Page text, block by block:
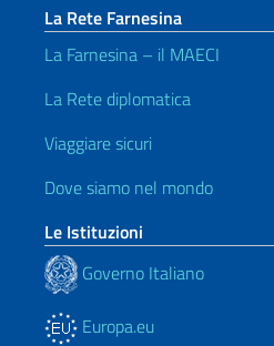
La Rete Farnesina
La Farnesina – il MAECI
La Rete diplomatica
Viaggiare sicuri
Dove siamo nel mondo
Le Istituzioni
Governo Italiano
Europa.eu